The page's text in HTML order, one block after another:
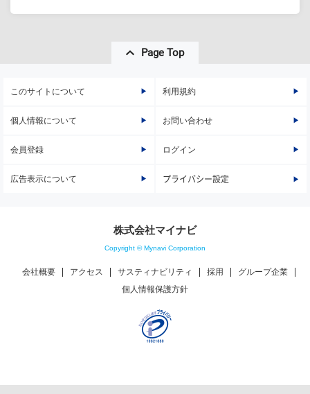
Page Top
このサイトについて 利用規約
個人情報について お問い合わせ
会員登録 ログイン
広告表示について プライバシー設定
株式会社マイナビ
Copyright © Mynavi Corporation
会社概要 アクセス サスティナビリティ 採用
グループ企業
個人情報保護方針